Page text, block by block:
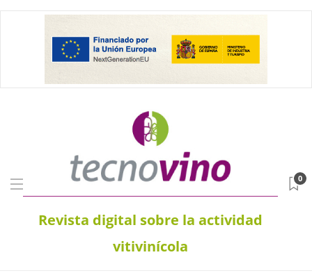
Revista digital sobre la actividad
vitivinícola
0